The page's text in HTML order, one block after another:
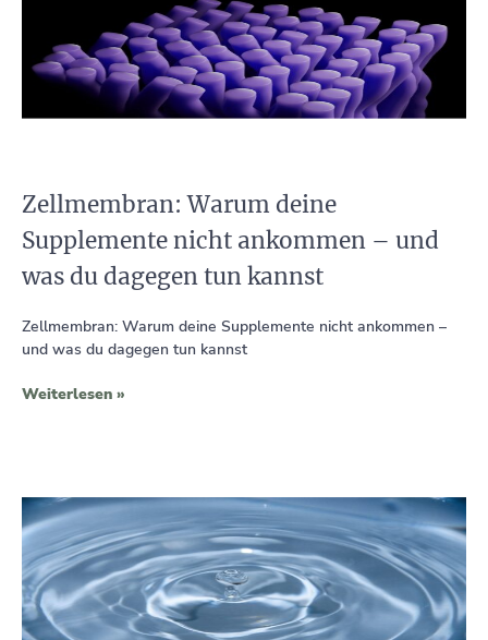
Zellmembran: Warum deine
Supplemente nicht ankommen – und
was du dagegen tun kannst
Zellmembran: Warum deine Supplemente nicht ankommen –
und was du dagegen tun kannst
Weiterlesen »